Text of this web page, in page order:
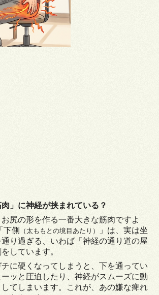
」に神経が挟まれている？
尻の形を作る一番大きな筋肉ですよ
下側
（太ももとの境目あたり）
」は、実は坐
り過ぎる、いわば「神経の通り道の屋
しています。
に硬くなってしまうと、下を通ってい
ッと圧迫したり、神経がスムーズに動
してしまいます。これが、あの嫌な痺れ